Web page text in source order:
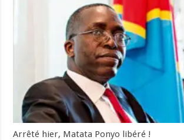
Arrêté hier, Matata Ponyo libéré !